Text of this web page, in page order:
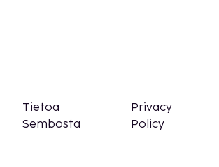
Tietoa
Sembosta
Privacy
Policy